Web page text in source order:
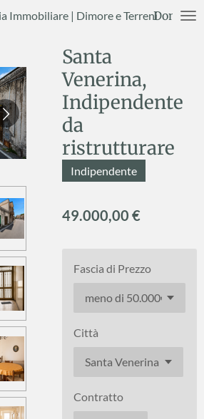
Domus
Santa
Venerina,
Indipendente
da
ristrutturare
Indipendente
49.000,00 €
Fascia di Prezzo
Città
Contratto